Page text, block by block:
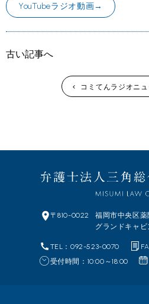
YouTubeラジオ動画→
古い記事へ
コミてんラジオニ
〒810-0022 福岡市中央区薬
グランドキャ
TEL：092-523-0070
受付時間：10:00～18:00